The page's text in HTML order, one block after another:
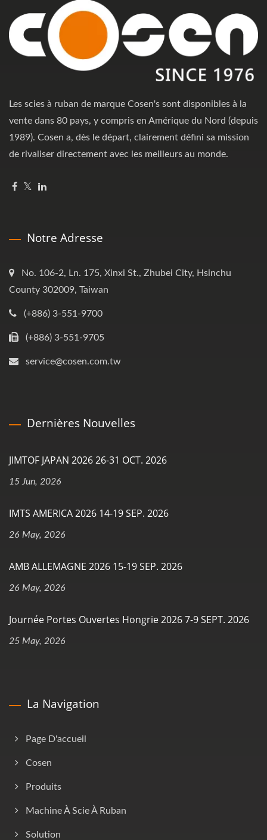
Les scies à ruban de marque Cosen's sont disponibles à la
vente dans 80 pays, y compris en Amérique du Nord (depuis
1989). Cosen a, dès le départ, clairement défini sa mission
de rivaliser directement avec les meilleurs au monde.
Notre Adresse
No. 106-2, Ln. 175, Xinxi St., Zhubei City, Hsinchu
County 302009, Taiwan
(+886) 3-551-9700
(+886) 3-551-9705
service@cosen.com.tw
Dernières Nouvelles
JIMTOF JAPAN 2026 26-31 OCT. 2026
15 Jun, 2026
IMTS AMERICA 2026 14-19 SEP. 2026
26 May, 2026
AMB ALLEMAGNE 2026 15-19 SEP. 2026
26 May, 2026
Journée Portes Ouvertes Hongrie 2026 7-9 SEPT. 2026
25 May, 2026
La Navigation
Page D'accueil
Cosen
Produits
Machine À Scie À Ruban
Solution